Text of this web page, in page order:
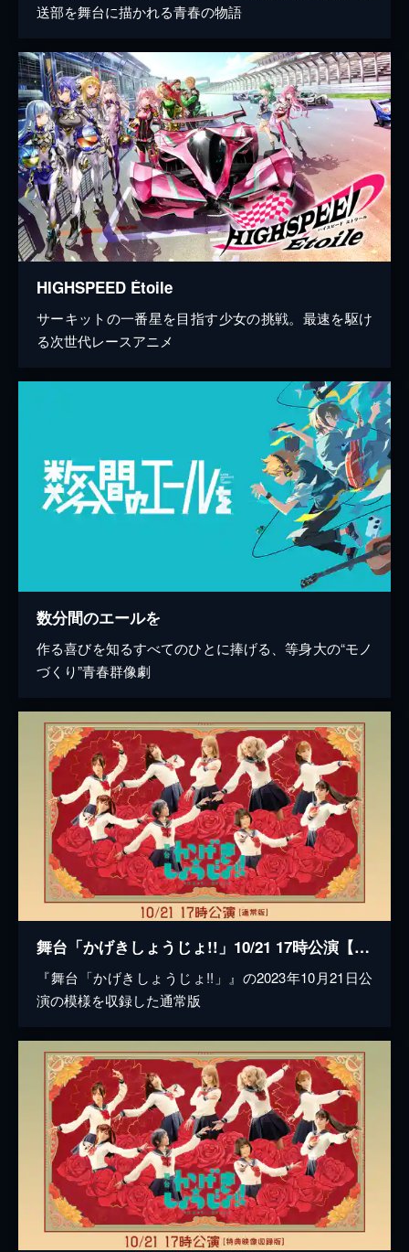
送部を舞台に描かれる青春の物語
HIGHSPEED Étoile
サーキットの一番星を目指す少女の挑戦。最速を駆け
る次世代レースアニメ
数分間のエールを
作る喜びを知るすべてのひとに捧げる、等身大の“モノ
づくり”青春群像劇
舞台「かげきしょうじょ!!」10/21 17時公演【通常版】
『舞台「かげきしょうじょ!!」』の2023年10月21日公
演の模様を収録した通常版